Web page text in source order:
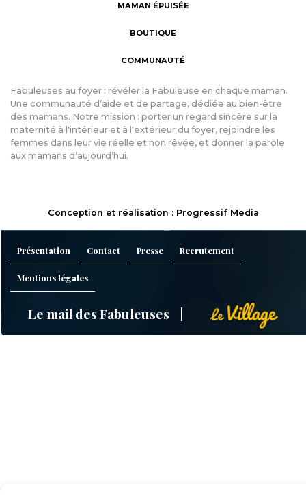
MAMAN ÉPUISÉE
BOUTIQUE
COMMUNAUTÉ
Fabuleuses au foyer : révéler la Fabuleuse en chaque maman.
Une communauté d’aide et de partage, dédiée au bien-être
des mamans. Notre mission : porter un regard sincère sur la
maternité à l'intérieur et à l'extérieur du foyer, rejoindre les
femmes dans leur vie réelle et non rêvée, et donner la parole
aux mamans d’aujourd’hui.
Conception et réalisation : Progressif Media
Présentation Contact Presse Recrutement
Mentions légales
Le mail des Fabuleuses